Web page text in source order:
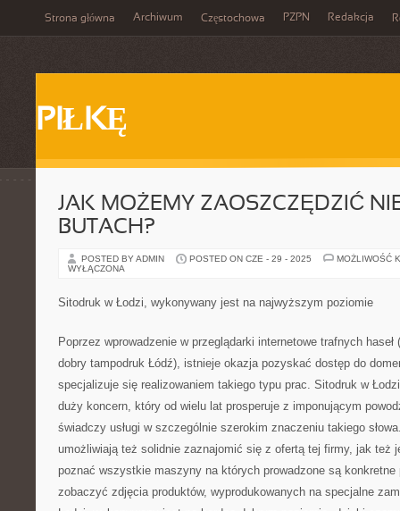
Strona główna Archiwum Częstochowa PZPN Redakcja
PIŁKĘ
JAK MOŻEMY ZAOSZCZĘDZIĆ
BUTACH?
POSTED BY ADMIN POSTED ON CZE - 29 - 2025
MOŻLIWOŚĆ
WYŁĄCZONA
Sitodruk w Łodzi, wykonywany jest na najwyższym poziomie
Poprzez wprowadzenie w przeglądarki internetowe trafnych
dobry tampodruk Łódź), istnieje okazja pozyskać dostęp do
specjalizuje się realizowaniem takiego typu prac. Sitodruk w
duży koncern, który od wielu lat prosperuje z imponującym
świadczy usługi w szczególnie szerokim znaczeniu takiego
umożliwiają też solidnie zaznajomić się z ofertą tej firmy, jak też
poznać wszystkie maszyny na których prowadzone są
zobaczyć zdjęcia produktów, wyprodukowanych na specjalne